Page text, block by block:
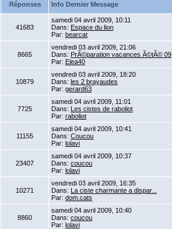
Réponses Info Dernier Message
41683
samedi 04 avril 2009, 10:11
Dans: Espace du lion
Par: bearcat
8665
vendredi 03 avril 2009, 21:06
Dans: PrÃ©paration vacances Ã©tÃ© 09
Par: Elea40
10879
vendredi 03 avril 2009, 18:20
Dans: les 2 brayaudes
Par: gerard63
7725
samedi 04 avril 2009, 11:01
Dans: Les cistes de raboliot
Par: raboliot
11155
samedi 04 avril 2009, 10:41
Dans: Coucou
Par: lolavi
23407
samedi 04 avril 2009, 10:37
Dans: coucou
Par: lolavi
10271
vendredi 03 avril 2009, 16:35
Dans: La ciste charmante a dispar...
Par: dom.cats
8860
samedi 04 avril 2009, 10:40
Dans: coucou
Par: lolavi